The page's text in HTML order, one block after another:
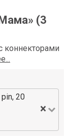
(3
коннекторами
20
×